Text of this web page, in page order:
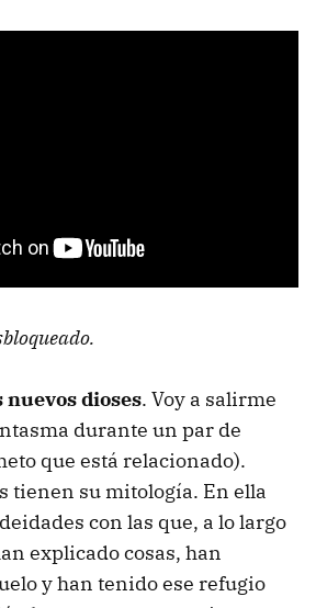
nuevos dioses. Voy a salirme
durante un par de
que está relacionado).
tienen su mitología. En ella
con las que, a lo largo
explicado cosas, han
y han tenido ese refugio